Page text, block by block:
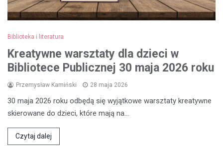
Biblioteka i literatura
Kreatywne warsztaty dla dzieci w
Bibliotece Publicznej 30 maja 2026 roku
Przemysław Kamiński 28 maja 2026
30 maja 2026 roku odbędą się wyjątkowe warsztaty kreatywne
skierowane do dzieci, które mają na…
Czytaj dalej